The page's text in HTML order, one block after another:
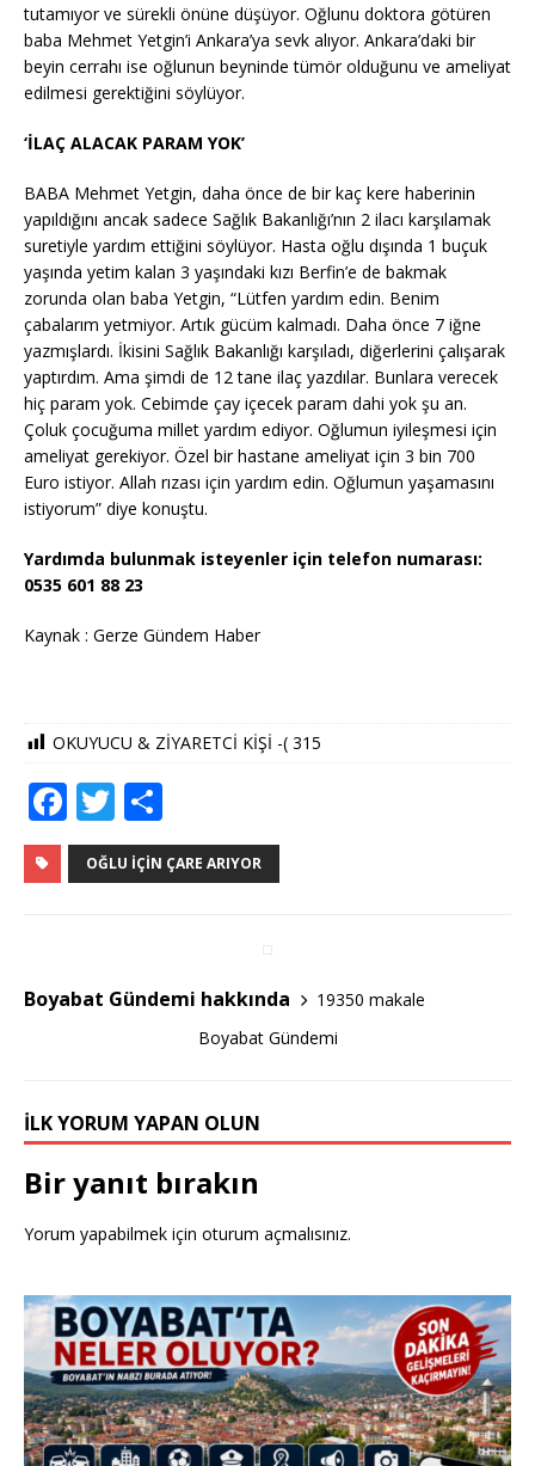
tutamıyor ve sürekli önüne düşüyor. Oğlunu doktora götüren
baba Mehmet Yetgin’i Ankara’ya sevk alıyor. Ankara’daki bir
beyin cerrahı ise oğlunun beyninde tümör olduğunu ve ameliyat
edilmesi gerektiğini söylüyor.
‘İLAÇ ALACAK PARAM YOK’
BABA Mehmet Yetgin, daha önce de bir kaç kere haberinin
yapıldığını ancak sadece Sağlık Bakanlığı’nın 2 ilacı karşılamak
suretiyle yardım ettiğini söylüyor. Hasta oğlu dışında 1 buçuk
yaşında yetim kalan 3 yaşındaki kızı Berfin’e de bakmak
zorunda olan baba Yetgin, “Lütfen yardım edin. Benim
çabalarım yetmiyor. Artık gücüm kalmadı. Daha önce 7 iğne
yazmışlardı. İkisini Sağlık Bakanlığı karşıladı, diğerlerini çalışarak
yaptırdım. Ama şimdi de 12 tane ilaç yazdılar. Bunlara verecek
hiç param yok. Cebimde çay içecek param dahi yok şu an.
Çoluk çocuğuma millet yardım ediyor. Oğlumun iyileşmesi için
ameliyat gerekiyor. Özel bir hastane ameliyat için 3 bin 700
Euro istiyor. Allah rızası için yardım edin. Oğlumun yaşamasını
istiyorum” diye konuştu.
Yardımda bulunmak isteyenler için telefon numarası:
0535 601 88 23
Kaynak : Gerze Gündem Haber
OKUYUCU & ZİYARETCİ KİŞİ -( 315
F
a
c
o
T
w
it
h
ar
OĞLU İÇIN ÇARE ARIYOR
Boyabat Gündemi hakkında
19350 makale
Boyabat Gündemi
İLK YORUM YAPAN OLUN
Bir yanıt bırakın
Yorum yapabilmek için oturum açmalısınız.